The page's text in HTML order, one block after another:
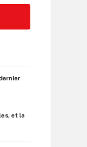
et la